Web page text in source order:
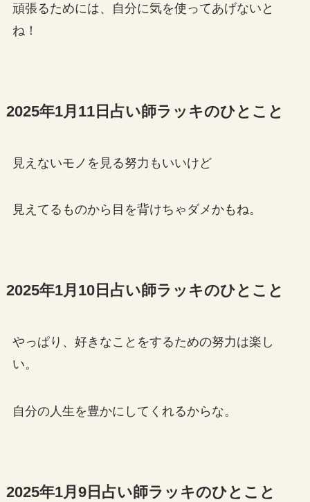
頑張るためには、自分に気を使ってあげないと
ね！
2025年1月11日占い師ラッキのひとこと
見えないモノを見る努力もいいけど
見えてるものから目を背けちゃダメかもね。
2025年1月10日占い師ラッキのひとこと
やっぱり、好きなことをするための努力は楽し
い。
自分の人生を豊かにしてくれるからな。
2025年1月9日占い師ラッキのひとこと